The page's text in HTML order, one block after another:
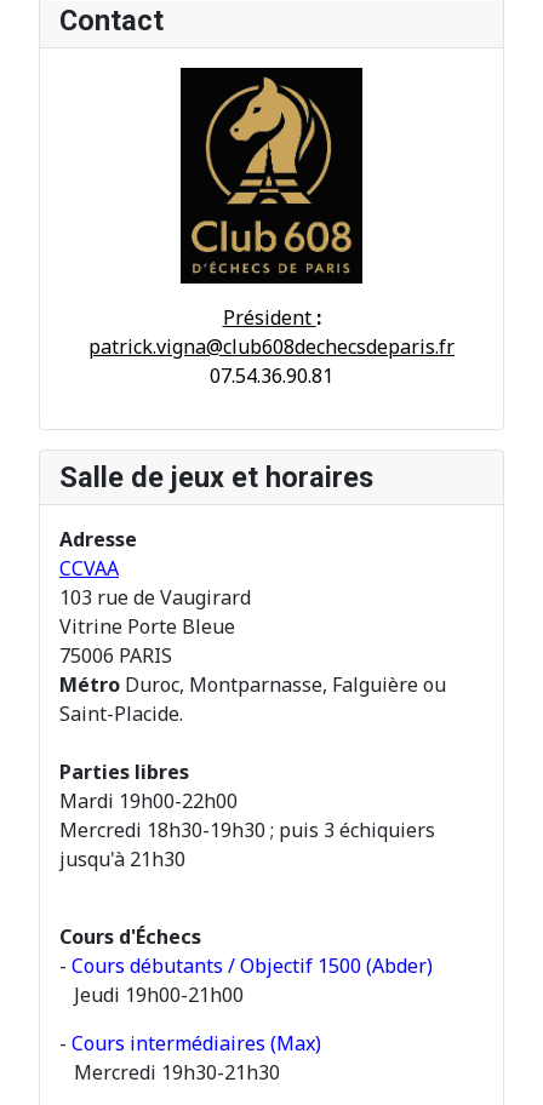
Contact
Président :
patrick.vigna@club608dechecsdeparis.fr
07.54.36.90.81
Salle de jeux et horaires
Adresse
CCVAA
103 rue de Vaugirard
Vitrine Porte Bleue
75006 PARIS
Métro Duroc, Montparnasse, Falguière ou
Saint-Placide.
Parties libres
Mardi 19h00-22h00
Mercredi 18h30-19h30 ; puis 3 échiquiers
jusqu'à 21h30
Cours d'Échecs
- Cours débutants / Objectif 1500 (Abder)
Jeudi 19h00-21h00
- Cours intermédiaires (Max)
Mercredi 19h30-21h30